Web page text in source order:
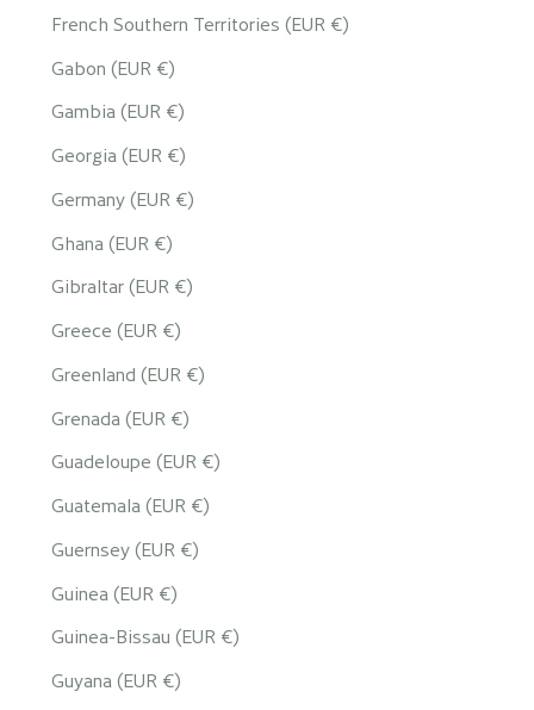
French Southern Territories (EUR €)
Gabon (EUR €)
Gambia (EUR €)
Georgia (EUR €)
Germany (EUR €)
Ghana (EUR €)
Gibraltar (EUR €)
Greece (EUR €)
Greenland (EUR €)
Grenada (EUR €)
Guadeloupe (EUR €)
Guatemala (EUR €)
Guernsey (EUR €)
Guinea (EUR €)
Guinea-Bissau (EUR €)
Guyana (EUR €)